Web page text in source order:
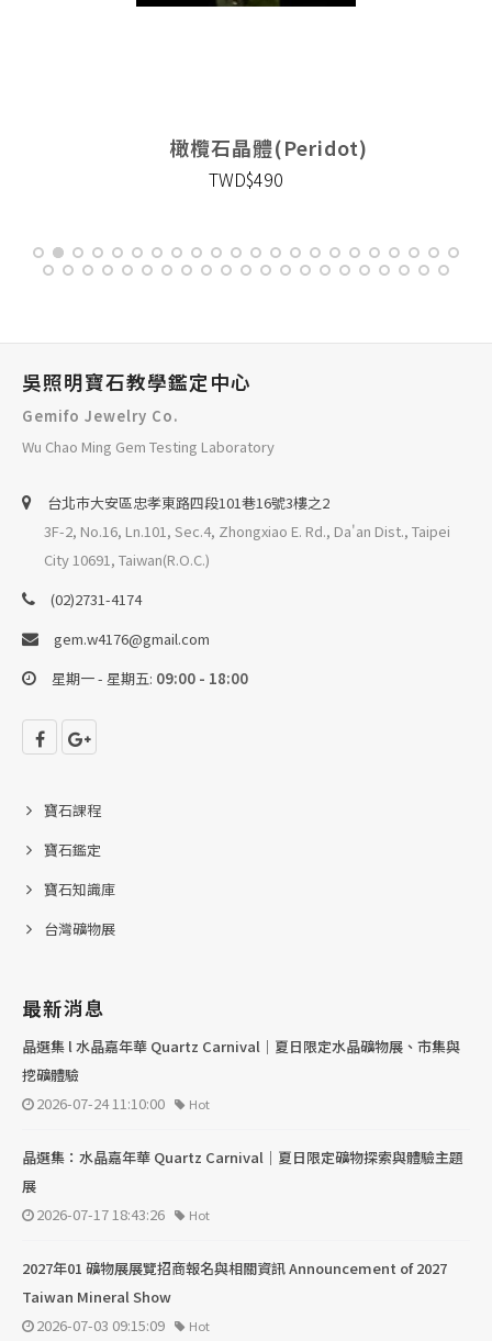
橄欖石晶體(Peridot)
TWD$490
吳照明寶石教學鑑定中心
Gemifo Jewelry Co.
Wu Chao Ming Gem Testing Laboratory
台北巿大安區忠孝東路四段101巷16號3樓之2
3F-2, No.16, Ln.101, Sec.4, Zhongxiao E. Rd., Da'an Dist., Taipei
City 10691, Taiwan(R.O.C.)
(02)2731-4174
gem.w4176@gmail.com
星期一 - 星期五: 09:00 - 18:00
寶石課程
寶石鑑定
寶石知識庫
台灣礦物展
最新消息
晶選集 l 水晶嘉年華 Quartz Carnival｜夏日限定水晶礦物展、市集與
挖礦體驗
2026-07-24 11:10:00
Hot
晶選集：水晶嘉年華 Quartz Carnival｜夏日限定礦物探索與體驗主題
展
2026-07-17 18:43:26
Hot
2027年01 礦物展展覽招商報名與相關資訊 Announcement of 2027
Taiwan Mineral Show
2026-07-03 09:15:09
Hot